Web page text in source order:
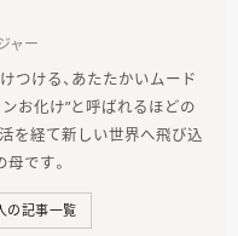
ャー
つける、あたたかいムード
お化け”と呼ばれるほどの
を経て新しい世界へ飛び込
です。
の記事一覧